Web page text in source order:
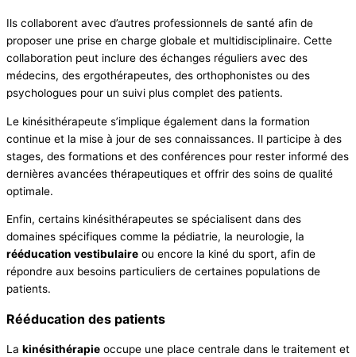
Ils collaborent avec d’autres professionnels de santé afin de
proposer une prise en charge globale et multidisciplinaire. Cette
collaboration peut inclure des échanges réguliers avec des
médecins, des ergothérapeutes, des orthophonistes ou des
psychologues pour un suivi plus complet des patients.
Le kinésithérapeute s’implique également dans la formation
continue et la mise à jour de ses connaissances. Il participe à des
stages, des formations et des conférences pour rester informé des
dernières avancées thérapeutiques et offrir des soins de qualité
optimale.
Enfin, certains kinésithérapeutes se spécialisent dans des
domaines spécifiques comme la pédiatrie, la neurologie, la
rééducation vestibulaire ou encore la kiné du sport, afin de
répondre aux besoins particuliers de certaines populations de
patients.
Rééducation des patients
La kinésithérapie occupe une place centrale dans le traitement et